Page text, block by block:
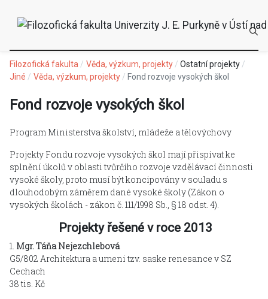
Filozofická fakulta Věda, výzkum, projekty
Ostatní projekty
Jiné
Věda, výzkum, projekty Fond rozvoje vysokých škol
Fond rozvoje vysokých škol
Program Ministerstva školství, mládeže a tělovýchovy
Projekty Fondu rozvoje vysokých škol mají přispívat ke
splnění úkolů v oblasti tvůrčího rozvoje vzdělávací činnosti
vysoké školy, proto musí být koncipovány v souladu s
dlouhodobým záměrem dané vysoké školy (Zákon o
vysokých školách - zákon č. 111/1998 Sb., § 18 odst. 4).
Projekty řešené v roce 2013
1. Mgr. Táňa Nejezchlebová
G5/802 Architektura a umeni tzv. saske renesance v SZ
Cechach
38 tis. Kč